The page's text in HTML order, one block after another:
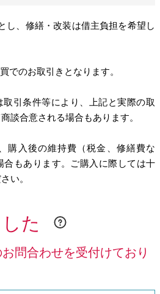
し、修繕・改装は借主負担を希望し
でのお取引きとなります。
引条件等により、上記と実際の取
談合意される場合もあります。
購入後の維持費（税金、修繕費な
合もあります。ご購入に際しては十
い。
た
問合わせを受付けており